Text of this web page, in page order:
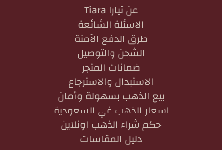
عن تيارا Tiara
الاسئلة الشائعة
طرق الدفع الآمنة
الشحن والتوصيل
ضمانات المتجر
الاستبدال والاسترجاع
بيع الذهب بسهولة وأمان
اسعار الذهب في السعودية
حكم شراء الذهب اونلاين
دليل المقاسات